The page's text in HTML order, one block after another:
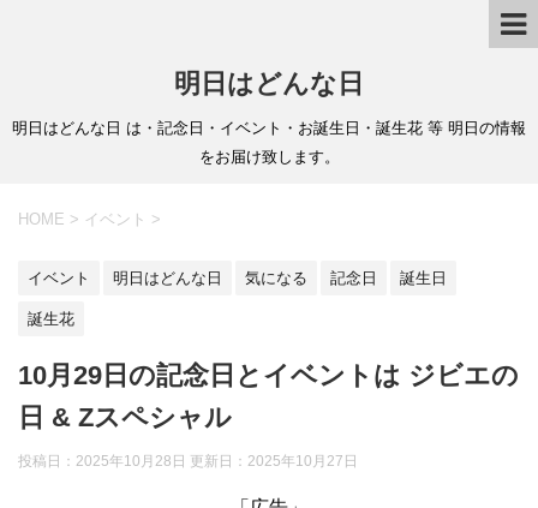
明日はどんな日
明日はどんな日 は・記念日・イベント・お誕生日・誕生花 等 明日の情報
をお届け致します。
HOME > イベント >
イベント 明日はどんな日 気になる 記念日 誕生日
誕生花
10月29日の記念日とイベントは ジビエの
日 & Zスペシャル
投稿日：2025年10月28日 更新日： 2025年10月27日